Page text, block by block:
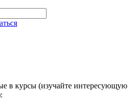
в курсы (изучайте интересующую